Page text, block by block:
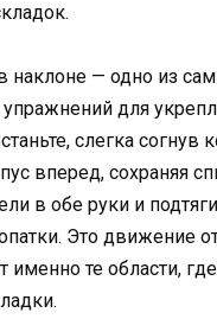
в наклоне — одно из
для
слегка согнув
вперед, сохраняя
в обе руки и
Это движение
именно те области,